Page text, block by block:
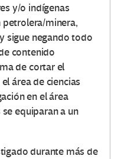
y/o indígenas
minera,
sigue negando todo
contenido
de cortar el
área de ciencias
en el área
equiparan a un
durante más de